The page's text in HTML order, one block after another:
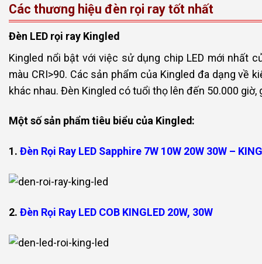
Các thương hiệu đèn rọi ray tốt nhất
Đèn LED rọi ray Kingled
Kingled nổi bật với việc sử dụng chip LED mới nhất
màu CRI>90. Các sản phẩm của Kingled đa dạng về
khác nhau. Đèn Kingled có tuổi thọ lên đến 50.000
Một số sản phẩm tiêu biểu của Kingled:
1. Đèn Rọi Ray LED Sapphire 7W 10W 20W 30W –
2. Đèn Rọi Ray LED COB KINGLED 20W, 30W